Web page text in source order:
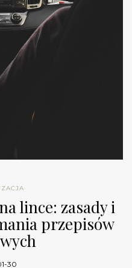
lince: zasady i
przepisów
30